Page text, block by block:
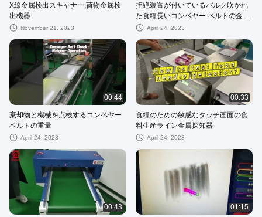
X線金属検出スキャナー,荷物金属検
出機器
November 21, 2023
拒絶装置が付いているバルク吹かれ
た食糧長いコンベヤー ベルトの金属
探知器装置
April 24, 2023
00:44
棄却物と機械を点検するコンベヤー
ベルトの重量
April 24, 2023
00:33
食糧のための敏感なタッチ画面の食
料生産ライン金属探知器
April 24, 2023
00:43 01:15